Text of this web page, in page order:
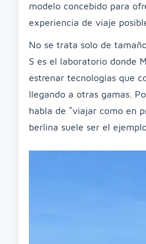
modelo concebido para
experiencia de viaje
No se trata solo de
S es el laboratorio donde
estrenar tecnologías que
llegando a otras gamas.
habla de “viajar como en
berlina suele ser el